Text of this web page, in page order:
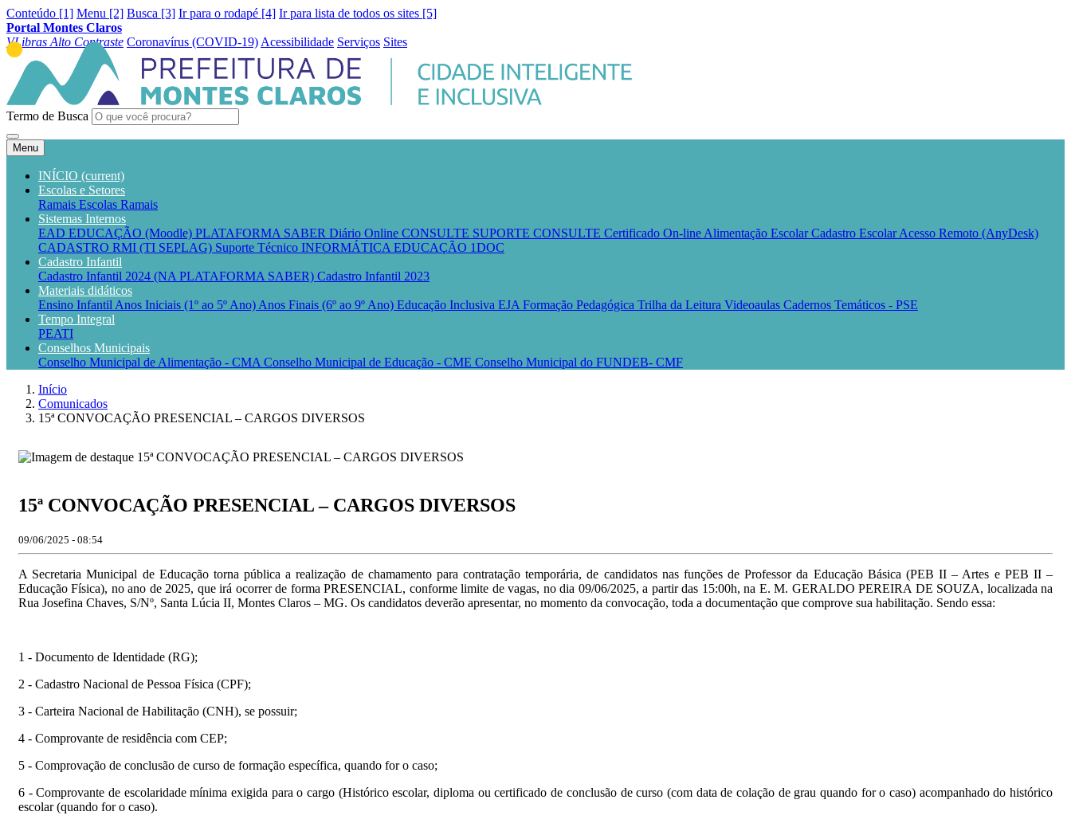
Conteúdo [1] Menu [2] Busca [3] Ir para o rodapé [4] Ir para lista de todos os sites [5]
Portal Montes Claros
VLibras Alto Contraste Coronavírus (COVID-19) Acessibilidade Serviços Sites
Termo de Busca
Menu
INÍCIO (current)
Escolas e Setores
Ramais Escolas Ramais
Sistemas Internos
EAD EDUCAÇÃO (Moodle) PLATAFORMA SABER Diário Online CONSULTE SUPORTE CONSULTE Certificado On-line Alimentação EscolarCadastro EscolarAcesso Remoto (AnyDesk)
CADASTRO RMI (TI SEPLAG) Suporte Técnico INFORMÁTICA EDUCAÇÃO 1DOC
Cadastro Infantil
Cadastro Infantil 2024 (NA PLATAFORMA SABER) Cadastro Infantil 2023
Materiais didáticos
Ensino Infantil Anos Iniciais (1º ao 5º Ano) Anos Finais (6º ao 9º Ano) Educação Inclusiva EJA Formação Pedagógica Trilha da Leitura Videoaulas Cadernos Temáticos - PSE
Tempo Integral
PEATI
Conselhos Municipais
Conselho Municipal de Alimentação - CMA Conselho Municipal de Educação - CME Conselho Municipal do FUNDEB- CMF
Início
Comunicados
15ª CONVOCAÇÃO PRESENCIAL – CARGOS DIVERSOS
15ª CONVOCAÇÃO PRESENCIAL – CARGOS DIVERSOS
09/06/2025 - 08:54
A Secretaria Municipal de Educação torna pública a realização de chamamento para contratação temporária, de candidatos nas funções de Professor da Educação Básica (PEB II – Artes e PEB II –
Educação Física), no ano de 2025, que irá ocorrer de forma PRESENCIAL, conforme limite de vagas, no dia 09/06/2025, a partir das 15:00h, na E. M. GERALDO PEREIRA DE SOUZA, localizada na
Rua Josefina Chaves, S/Nº, Santa Lúcia II, Montes Claros – MG. Os candidatos deverão apresentar, no momento da convocação, toda a documentação que comprove sua habilitação. Sendo essa:
1 - Documento de Identidade (RG);
2 - Cadastro Nacional de Pessoa Física (CPF);
3 - Carteira Nacional de Habilitação (CNH), se possuir;
4 - Comprovante de residência com CEP;
5 - Comprovação de conclusão de curso de formação específica, quando for o caso;
6 - Comprovante de escolaridade mínima exigida para o cargo (Histórico escolar, diploma ou certificado de conclusão de curso (com data de colação de grau quando for o caso) acompanhado do histórico
escolar (quando for o caso).